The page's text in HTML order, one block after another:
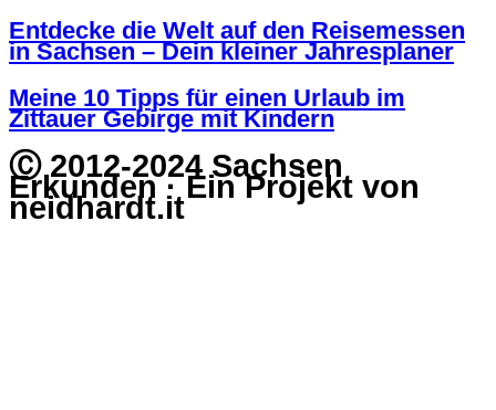
Entdecke die Welt auf den Reisemessen
in Sachsen – Dein kleiner Jahresplaner
Meine 10 Tipps für einen Urlaub im
Zittauer Gebirge mit Kindern
Ⓒ 2012-2024 Sachsen
Erkunden · Ein Projekt von
neidhardt.it